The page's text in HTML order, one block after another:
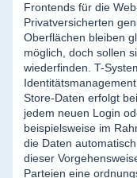
Frontends für die
Privatversicherten
Oberflächen bleiben
möglich, doch sollen
wiederfinden. T-
Store-Daten erfolgt
jedem neuen Login
beispielsweise im
die Daten
dieser
Parteien eine